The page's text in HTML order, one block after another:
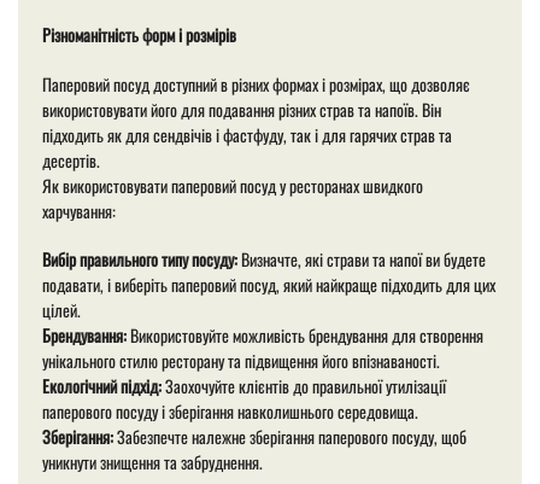
Різноманітність форм і розмірів
Паперовий посуд доступний в різних формах і розмірах, що дозволяє
використовувати його для подавання різних страв та напоїв. Він
підходить як для сендвічів і фастфуду, так і для гарячих страв та
десертів.
Як використовувати паперовий посуд у ресторанах швидкого
харчування:
Вибір правильного типу посуду:Визначте, які страви та напої ви будете
подавати, і виберіть паперовий посуд, який найкраще підходить для цих
цілей.
Брендування:Використовуйте можливість брендування для створення
унікального стилю ресторану та підвищення його впізнаваності.
Екологічний підхід:Заохочуйте клієнтів до правильної утилізації
паперового посуду і зберігання навколишнього середовища.
Зберігання:Забезпечте належне зберігання паперового посуду, щоб
уникнути знищення та забруднення.